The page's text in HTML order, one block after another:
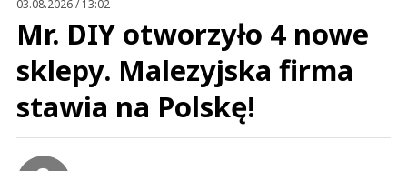
03.08.2026 / 13:02
Mr. DIY otworzyło 4 nowe
sklepy. Malezyjska firma
stawia na Polskę!